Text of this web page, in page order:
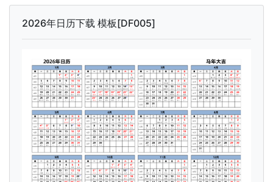
2026年日历下载 模板[DF005]